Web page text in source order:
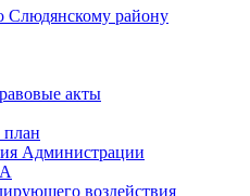
району
акты
план
Администрации
воздействия